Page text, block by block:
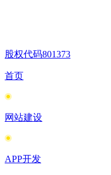
股权代码801373
首页
网站建设
APP开发